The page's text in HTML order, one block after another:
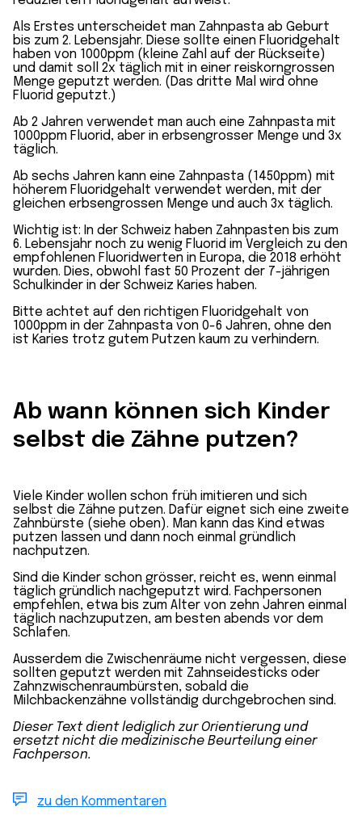
Als Erstes unterscheidet man Zahnpasta ab Geburt
bis zum 2. Lebensjahr. Diese sollte einen Fluoridgehalt
haben von 1000ppm (kleine Zahl auf der Rückseite)
und damit soll 2x täglich mit in einer reiskorngrossen
Menge geputzt werden. (Das dritte Mal wird ohne
Fluorid geputzt.)
Ab 2 Jahren verwendet man auch eine Zahnpasta mit
1000ppm Fluorid, aber in erbsengrosser Menge und 3x
täglich.
Ab sechs Jahren kann eine Zahnpasta (1450ppm) mit
höherem Fluoridgehalt verwendet werden, mit der
gleichen erbsengrossen Menge und auch 3x täglich.
Wichtig ist: In der Schweiz haben Zahnpasten bis zum
6. Lebensjahr noch zu wenig Fluorid im Vergleich zu den
empfohlenen Fluoridwerten in Europa, die 2018 erhöht
wurden. Dies, obwohl fast 50 Prozent der 7-jährigen
Schulkinder in der Schweiz Karies haben.
Bitte achtet auf den richtigen Fluoridgehalt von
1000ppm in der Zahnpasta von 0-6 Jahren, ohne den
ist Karies trotz gutem Putzen kaum zu verhindern.
Ab wann können sich Kinder
selbst die Zähne putzen?
Viele Kinder wollen schon früh imitieren und sich
selbst die Zähne putzen. Dafür eignet sich eine zweite
Zahnbürste (siehe oben). Man kann das Kind etwas
putzen lassen und dann noch einmal gründlich
nachputzen.
Sind die Kinder schon grösser, reicht es, wenn einmal
täglich gründlich nachgeputzt wird. Fachpersonen
empfehlen, etwa bis zum Alter von zehn Jahren einmal
täglich nachzuputzen, am besten abends vor dem
Schlafen.
Ausserdem die Zwischenräume nicht vergessen, diese
sollten geputzt werden mit Zahnseidesticks oder
Zahnzwischenraumbürsten, sobald die
Milchbackenzähne vollständig durchgebrochen sind.
Dieser Text dient lediglich zur Orientierung und
ersetzt nicht die medizinische Beurteilung einer
Fachperson.
zu den Kommentaren